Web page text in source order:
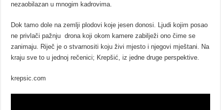
nezaobilazan u mnogim kadrovima.
Dok tamo dole na zemlji plodovi koje jesen donosi. Ljudi kojim posao
ne privlači pažnju drona koji okom kamere zabilježi ono čime se
zanimaju. Riječ je o stvarnositi koju živi mjesto i njegovi mještani. Na
kraju sve to u jednoj rečenici; Krepšić, iz jedne druge perspektive.
krepsic.com